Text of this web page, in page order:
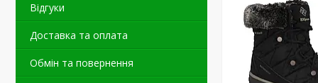
Відгуки
Доставка та оплата
Обмін та повернення